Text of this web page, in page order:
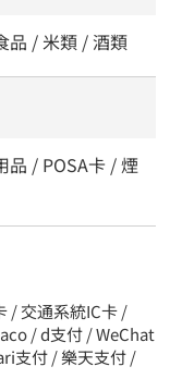
品 / 米類 / 酒類
品 / POSA卡 / 煙
/ 交通系統IC卡 /
/ d支付 / WeChat
支付 / 樂天支付 /